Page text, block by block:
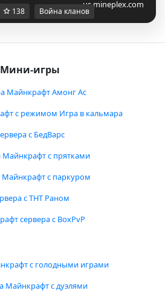
us.mineplex.com
138 Война кланов
Мини-игры
Майнкрафт Амонг Ас
с режимом Игра в кальмара
с БедВарс
Майнкрафт с прятками
Майнкрафт с паркуром
с ТНТ Раном
сервера с BoxPvP
с голодными играми
Майнкрафт с дуэлями